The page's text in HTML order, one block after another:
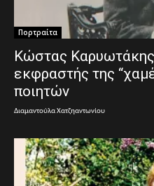
Πορτραίτα
Κώστας
εκφραστής της
ποιητών
Διαμαντούλα Χατζηαντωνίου